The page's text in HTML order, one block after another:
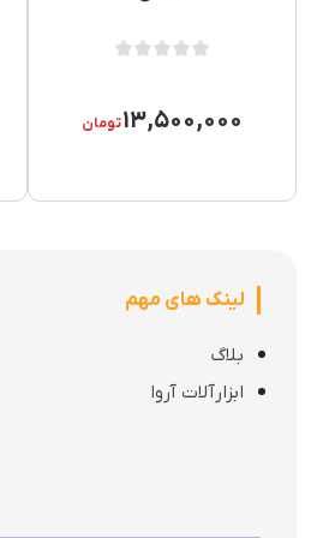
۱۳,۵۰۰,۰۰۰تومان
لینک های مهم
بلاگ
ابزارآلات آروا